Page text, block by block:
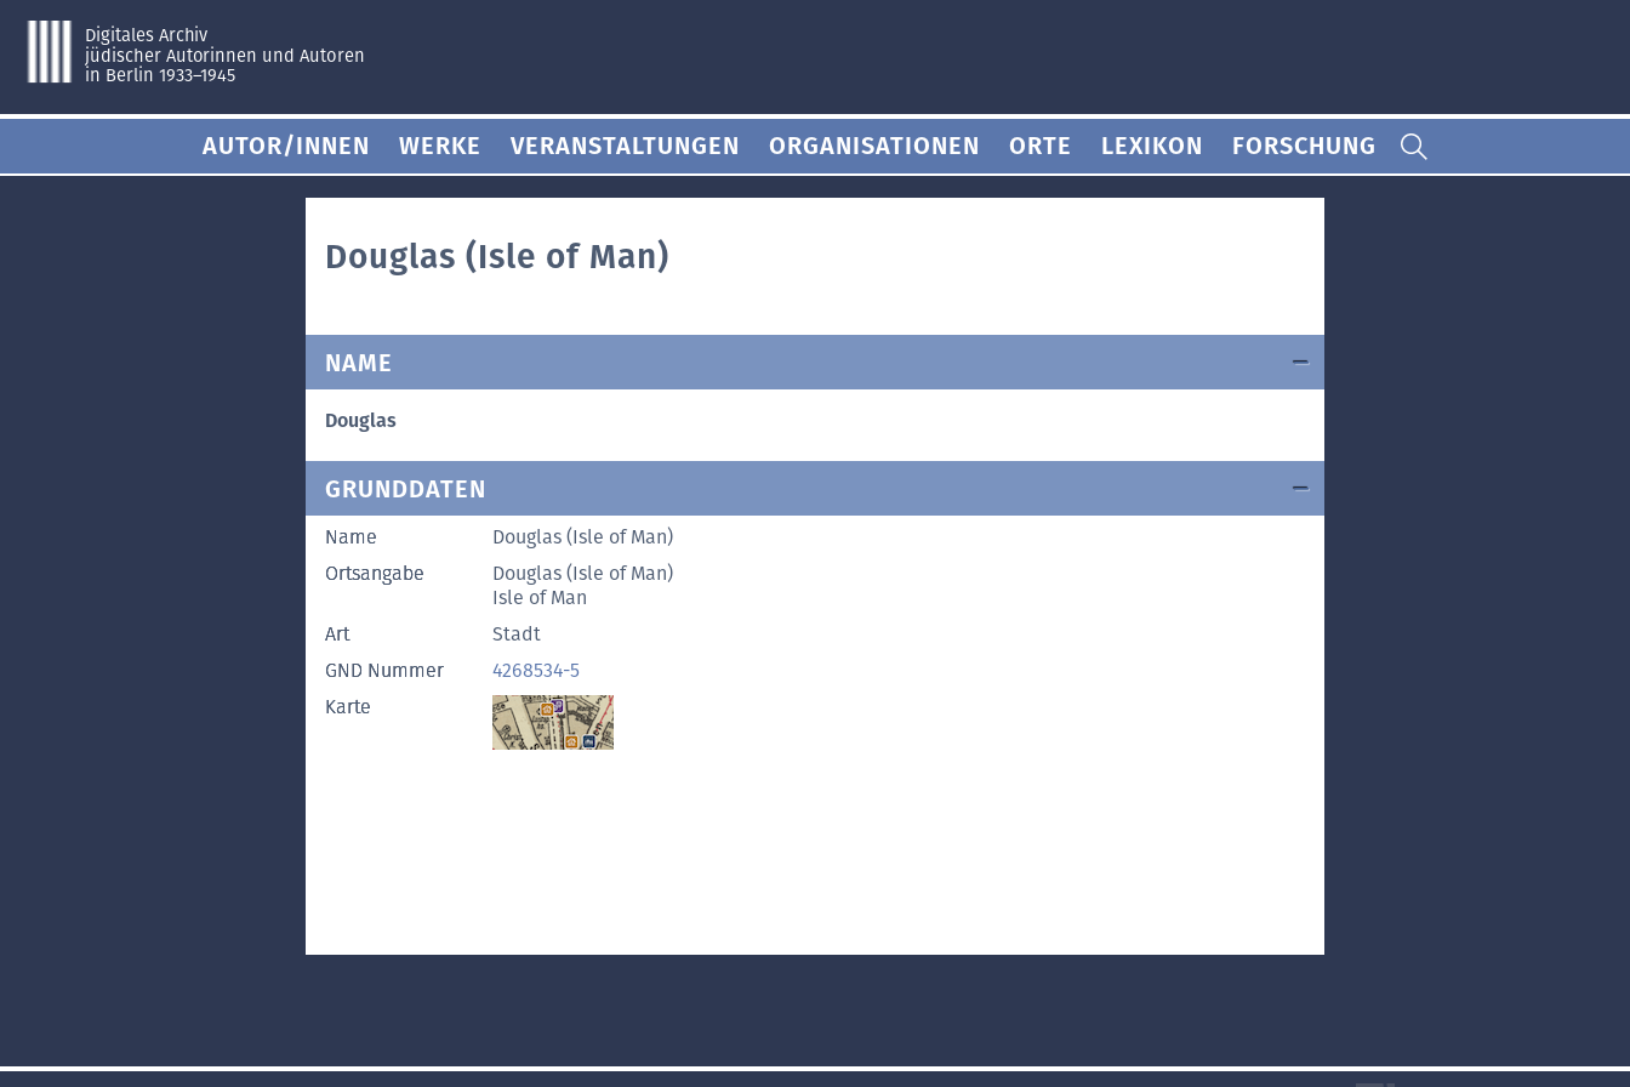
Digitales Archiv
jüdischer Autorinnen und Autoren
in Berlin 1933–1945
AUTOR/INNEN WERKE VERANSTALTUNGEN ORGANISATIONEN ORTE LEXIKON FORSCHUNG
Douglas (Isle of Man)
NAME
Douglas
GRUNDDATEN
Name
Douglas (Isle of Man)
Ortsangabe
Douglas (Isle of Man)
Isle of Man
Art
Stadt
GND Nummer
4268534-5
Karte